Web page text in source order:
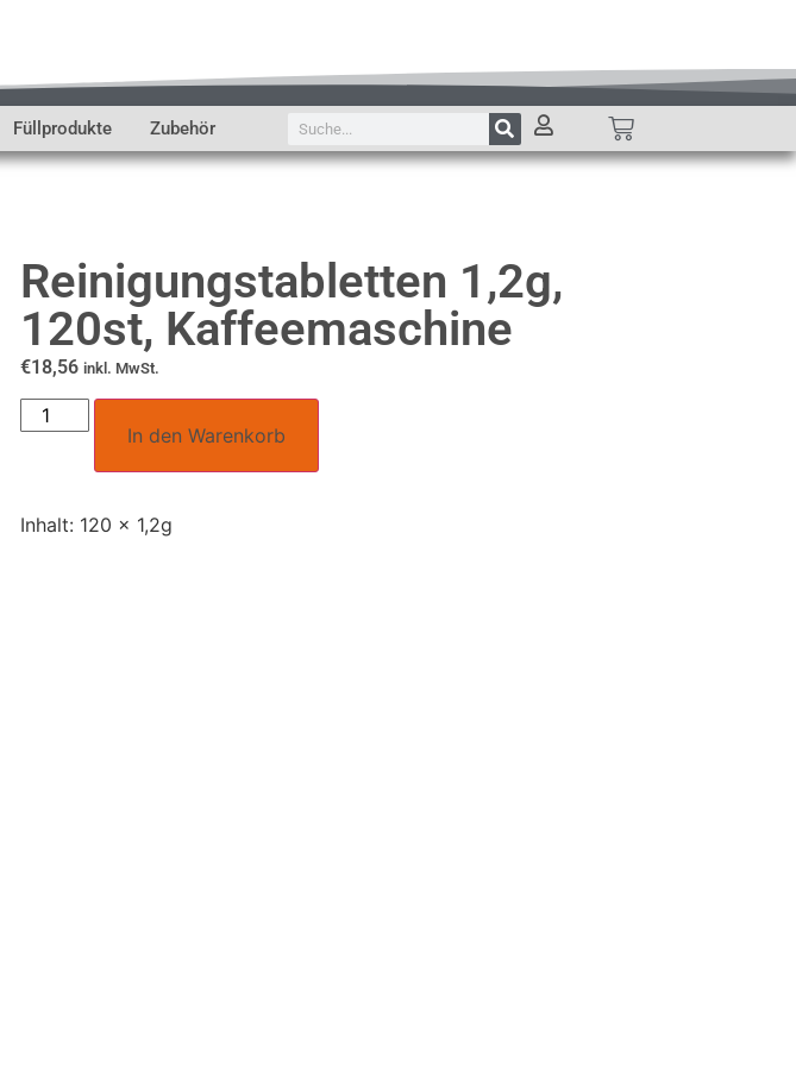
Füllprodukte Zubehör
Reinigungstabletten 1,2g,
120st, Kaffeemaschine
€18,56 inkl. MwSt.
In den Warenkorb
Inhalt: 120 x 1,2g